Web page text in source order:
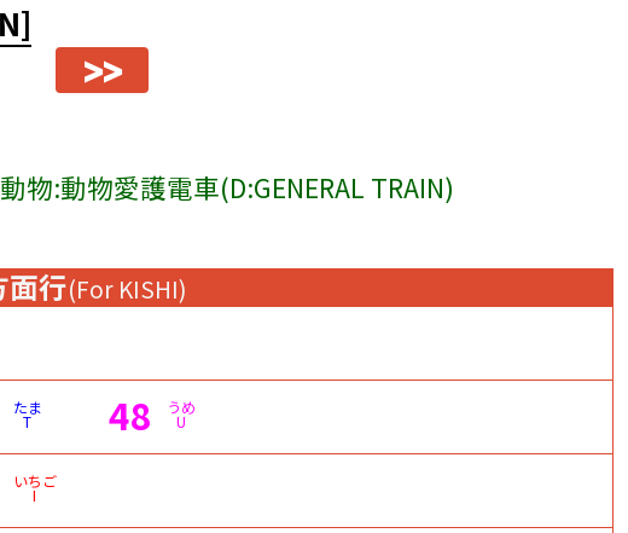
>>
動物:動物愛護電車(D:GENERAL TRAIN)
面行(For KISHI)
たま
T 48 うめ
U
いちご
I